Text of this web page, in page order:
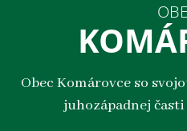
Obec Komárovce so
juhozápadnej